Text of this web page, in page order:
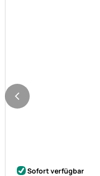
Noch keine
Sofort verfügbar